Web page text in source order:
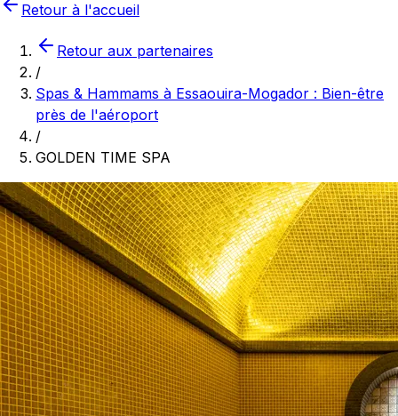
Retour à l'accueil
Retour aux partenaires
/
Spas & Hammams à Essaouira-Mogador : Bien-être
près de l'aéroport
/
GOLDEN TIME SPA